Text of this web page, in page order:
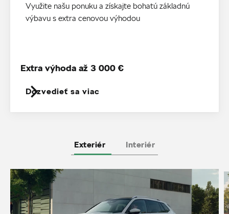
Využite našu ponuku a získajte bohatú základnú
výbavu s extra cenovou výhodou
Dozvedieť sa viac
Extra výhoda až 3 000 €
Exteriér Interiér